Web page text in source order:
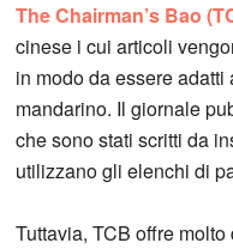
The Chairman’s Bao
cinese i cui articoli
in modo da essere
mandarino. Il giornale
che sono stati scritti da
utilizzano gli elenchi di
Tuttavia, TCB offre